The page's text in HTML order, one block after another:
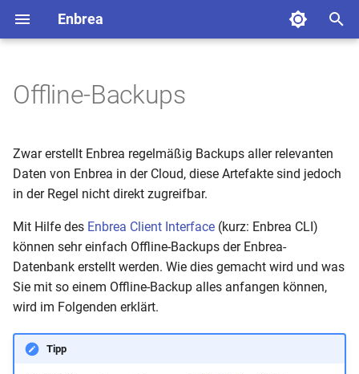
Enbrea
e
w
i
r
d
i
Einführung
Einführung
Dashboard
Mein Account
Verzeichnisse
Einrichten der
Stammdaten
Einrichten der
Bewerberverwaltung
Vorbereitung
Bewerbungen
Enbrea Forms
Klassenbuch
Agenda
Navigation
Vertretungsinformationen
Begriffe
Liste
Matrix
Stundenplan
Jetzt
Überblick
Installation
Zugriffstoken
Überblick
Import aus DaVinci
Import aus Magellan
Export nach Magellan
Import aus Untis
Import aus BBS-Planung
Import aus DaNiS
Überblick
Benutzergruppen
Benutzer
Übersicht Richtlinien
Überblick
Vertretungsplan
Konfiguration
Testen
Und nun?
Single Sign On
eduplaces
Changelog
Offline-Backups
Zwar erstellt Enbrea regelmäßig Backups aller relevanten
Daten von Enbrea in der Cloud, diese Artefakte sind jedoch
in der Regel nicht direkt zugreifbar.
Mit Hilfe des Enbrea Client Interface (kurz: Enbrea CLI)
können sehr einfach Offline-Backups der Enbrea-
Datenbank erstellt werden. Wie dies gemacht wird und was
Sie mit so einem Offline-Backup alles anfangen können,
wird im Folgenden erklärt.
Tipp